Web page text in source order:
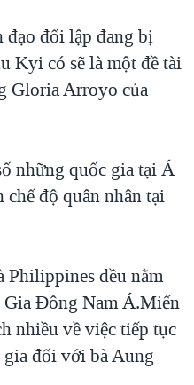
NAM
VIỆT NAM
TRỘM HẢI SÂM
đạo đối lập đang bị
Kyi có sẽ là một đề tài
Gloria Arroyo của
những quốc gia tại Á
độ quân nhân tại
đều nằm
Đông Nam Á.Miến
nhiều về việc tiếp tục
đối với bà Aung